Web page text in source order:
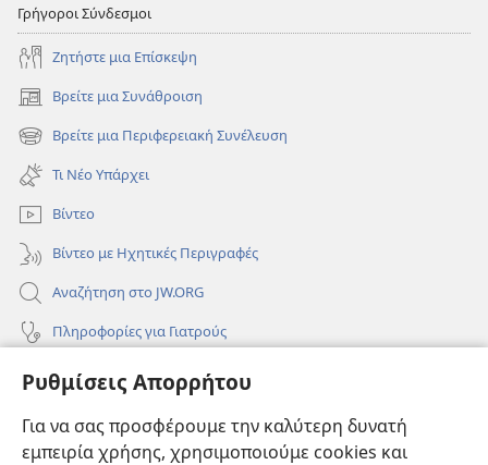
Ρυθμίσεις Απορρήτου
Για να σας προσφέρουμε την καλύτερη δυνατή
εμπειρία χρήσης, χρησιμοποιούμε cookies και
Γρήγοροι Σύνδεσμοι
Ζητήστε μια Επίσκεψη
Βρείτε μια Συνάθροιση
(ανοίγει
νέο
παράθυρο)
Βρείτε μια Περιφερειακή Συνέλευση
(ανοίγει
νέο
παράθυρο)
Τι Νέο Υπάρχει
Βίντεο
Βίντεο με Ηχητικές Περιγραφές
Αναζήτηση στο JW.ORG
Πληροφορίες για Γιατρούς
Πληροφορίες για Επίσημους Φορείς και ΜΜΕ